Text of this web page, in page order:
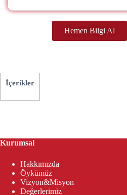
Hemen Bilgi Al
İçerikler
Kurumsal
Hakkımızda
Öykümüz
Vizyon&Misyon
Değerlerimiz